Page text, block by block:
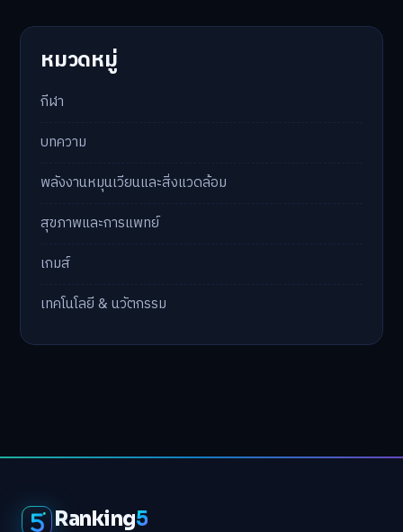
หมวดหมู่
กีฬา
บทความ
พลังงานหมุนเวียนและสิ่งแวดล้อม
สุขภาพและการแพทย์
เกมส์
เทคโนโลยี & นวัตกรรม
Ranking5